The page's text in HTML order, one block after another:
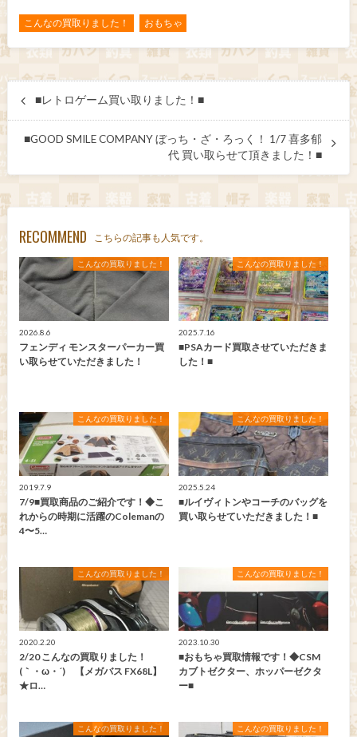
こんなの買取りました！ おもちゃ
■レトロゲーム買い取りました！■
■GOOD SMILE COMPANY ぼっち・ざ・ろっく！ 1/7 喜多郁
代 買い取らせて頂きました！■
RECOMMEND こちらの記事も人気です。
こんなの買取りました！
2026.8.6
フェンディ モンスターパーカー買
い取らせていただきました！
こんなの買取りました！
2025.7.16
■PSAカード買取させていただきま
した！■
こんなの買取りました！
2019.7.9
7/9■買取商品のご紹介です！◆こ
れからの時期に活躍のColemanの
4〜5…
こんなの買取りました！
2025.5.24
■ルイヴィトンやコーチのバッグを
買い取らせていただきました！■
こんなの買取りました！
2020.2.20
2/20 こんなの買取りました！
(｀・ω・´)ゞ【メガバス FX68L】
★ロ…
こんなの買取りました！
2023.10.30
■おもちゃ買取情報です！◆CSM
カブトゼクター、ホッパーゼクタ
ー■
こんなの買取りました！ こんなの買取りました！